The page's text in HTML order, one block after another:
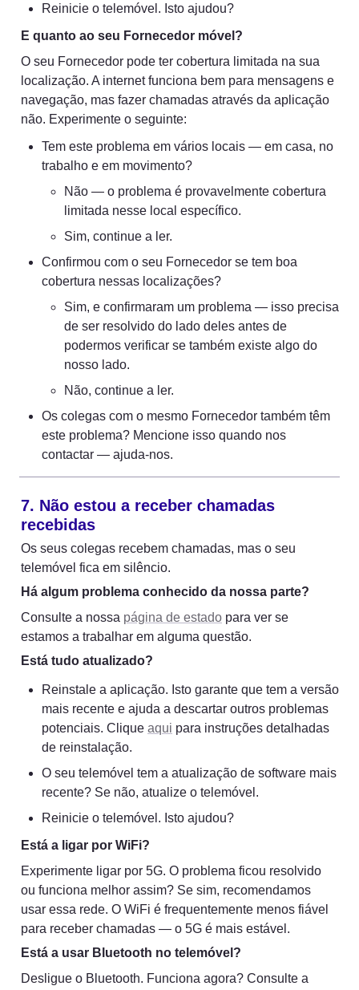
Reinicie o telemóvel. Isto ajudou?
E quanto ao seu Fornecedor móvel?
O seu Fornecedor pode ter cobertura limitada na sua
localização. A internet funciona bem para mensagens e
navegação, mas fazer chamadas através da aplicação
não. Experimente o seguinte:
Tem este problema em vários locais — em casa, no
trabalho e em movimento?
Não — o problema é provavelmente cobertura
limitada nesse local específico.
Sim, continue a ler.
Confirmou com o seu Fornecedor se tem boa
cobertura nessas localizações?
Sim, e confirmaram um problema — isso precisa
de ser resolvido do lado deles antes de
podermos verificar se também existe algo do
nosso lado.
Não, continue a ler.
Os colegas com o mesmo Fornecedor também têm
este problema? Mencione isso quando nos
contactar — ajuda-nos.
7. Não estou a receber chamadas
recebidas
Os seus colegas recebem chamadas, mas o seu
telemóvel fica em silêncio.
Há algum problema conhecido da nossa parte?
Consulte a nossa página de estado para ver se
estamos a trabalhar em alguma questão.
Está tudo atualizado?
Reinstale a aplicação. Isto garante que tem a versão
mais recente e ajuda a descartar outros problemas
potenciais. Clique aqui para instruções detalhadas
de reinstalação.
O seu telemóvel tem a atualização de software mais
recente? Se não, atualize o telemóvel.
Reinicie o telemóvel. Isto ajudou?
Está a ligar por WiFi?
Experimente ligar por 5G. O problema ficou resolvido
ou funciona melhor assim? Se sim, recomendamos
usar essa rede. O WiFi é frequentemente menos fiável
para receber chamadas — o 5G é mais estável.
Está a usar Bluetooth no telemóvel?
Desligue o Bluetooth. Funciona agora? Consulte a